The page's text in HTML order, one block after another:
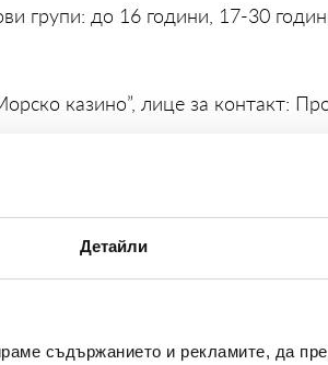
Детайли
съдържанието и рекламите, да
групи: до 16 години, 17-30
казино”, лице за контакт:
школа „Хан Крум”, лице за
приемни пунктове в